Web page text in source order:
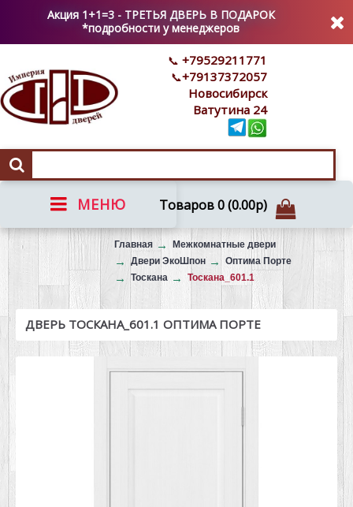
Акция 1+1=3 - ТРЕТЬЯ ДВЕРЬ В ПОДАРОК
*подробности у менеджеров
Товаров 0 (0.00р)
+79529211771
+79137372057
Новосибирск
Ватутина 24
МЕНЮ
Вызов на замер Главная
Межкомнатные двери
Двери ЭкоШпон
Оптима Порте
Тоскана
Тоскана_601.1
ДВЕРЬ ТОСКАНА_601.1 ОПТИМА ПОРТЕ